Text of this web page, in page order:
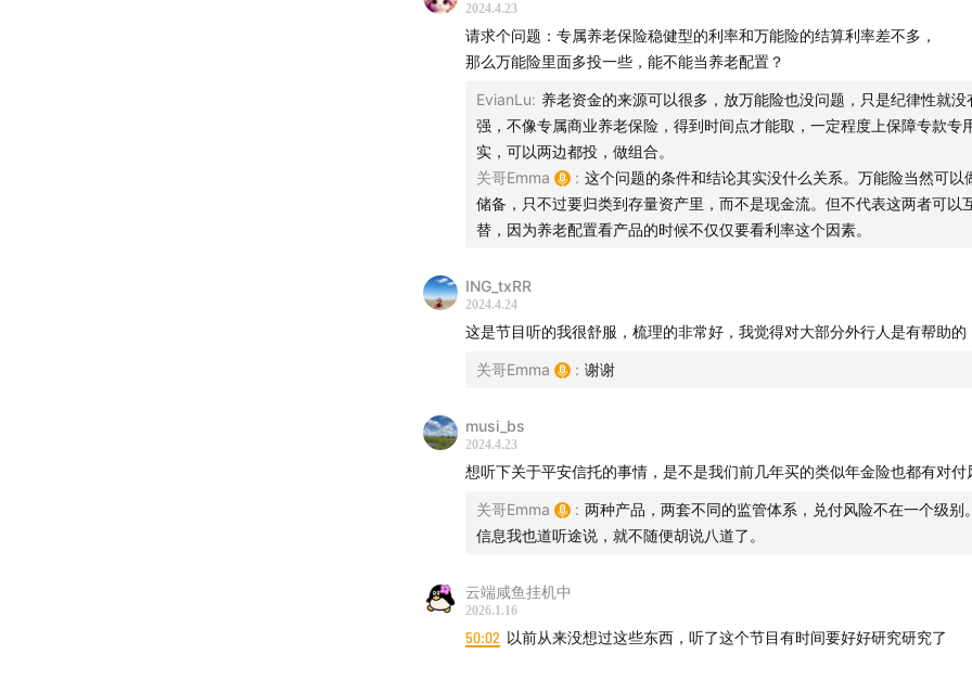
EP63如何在30岁规划七份养老金来源：尽力而为，量力而行，小额投入
财富的积累不是一日之功，保障的完善也不是一时之事。关于「养老」
多不可预知的问题。
如果你也对养老话题感兴趣，可以订阅我们的公众号【@关哥说险】 ，
起持续关注和探讨「如何体面养老、幸福养老」？
文章推荐：
没有缴费压力，还有保底利率，这种养老金还真有点东西｜专属商业
分享我的养老金思路
3.关于买年金险，我有 8 条非常成熟的小建议
自在人生 | 要准备多少钱？才能体面的养老？
「我28岁，给自己准备了100万退休金」
6.我给自己买养老年金的10个思路节点
财富的敌人不是通货膨胀，是自己瞎霍霍
2024.4.23
请求个问题：专属养老保险稳健型的利率和万能险的结算利率差不多，
那么万能险里面多投一些，能不能当养老配置？
EvianLu: 养老资金的来源可以很多，放万能险也没问题，只是纪律性就没
强，不像专属商业养老保险，得到时间点才能取，一定程度上保障专款专
实，可以两边都投，做组合。
关哥Emma
: 这个问题的条件和结论其实没什么关系。万能险当然可以
储备，只不过要归类到存量资产里，而不是现金流。但不代表这两者可以
替，因为养老配置看产品的时候不仅仅要看利率这个因素。
ING_txRR
2024.4.24
这是节目听的我很舒服，梳理的非常好，我觉得对大部分外行人是有帮助的
关哥Emma : 谢谢
musi_bs
2024.4.23
想听下关于平安信托的事情，是不是我们前几年买的类似年金险也都有对付
关哥Emma : 两种产品，两套不同的监管体系，兑付风险不在一个级别
信息我也道听途说，就不随便胡说八道了。
云端咸鱼挂机中
2026.1.16
50:02 以前从来没想过这些东西，听了这个节目有时间要好好研究研究了